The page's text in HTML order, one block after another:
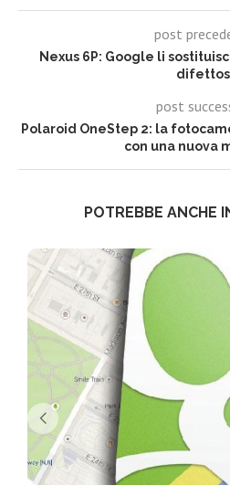
post
Nexus 6P: Google li
post
Polaroid OneStep 2: la
con una nuova
POTREBBE ANCHE